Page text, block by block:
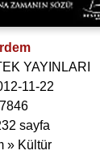
YAYINLARI
11-22
sayfa
» Kültür